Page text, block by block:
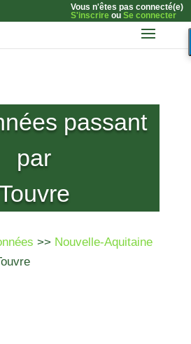
Vous n'êtes pas connecté(e)
S'inscrireou Se connecter
passant
par
>> Nouvelle-Aquitaine